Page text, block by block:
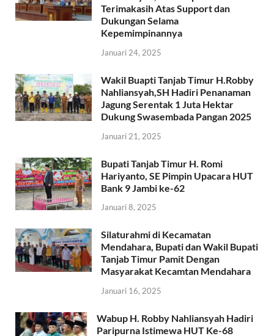
Terimakasih Atas Support dan
Dukungan Selama
Kepemimpinannya
Januari 24, 2025
Wakil Buapti Tanjab Timur H.Robby
Nahliansyah,SH Hadiri Penanaman
Jagung Serentak 1 Juta Hektar
Dukung Swasembada Pangan 2025
Januari 21, 2025
Bupati Tanjab Timur H. Romi
Hariyanto, SE Pimpin Upacara HUT
Bank 9 Jambi ke-62
Januari 8, 2025
Silaturahmi di Kecamatan
Mendahara, Bupati dan Wakil Bupati
Tanjab Timur Pamit Dengan
Masyarakat Kecamtan Mendahara
Januari 16, 2025
Wabup H. Robby Nahliansyah Hadiri
Paripurna Istimewa HUT Ke-68